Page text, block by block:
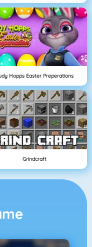
Hopps Easter Preperations
Grindcraft